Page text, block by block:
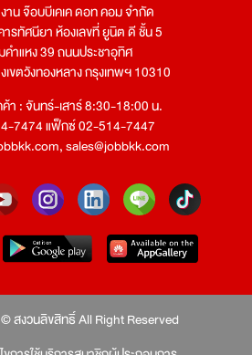
น จ๊อบบีเคเค ดอท คอม จำกัด
ารทัศนียา ห้องเลขที่ ยูนิต ดี ชั้น 5
ำแหง 39 ถนนประชาอุทิศ
เขตวังทองหลาง กรุงเทพฯ 10310
า : จันทร์-เสาร์ 8:30-18:00 น.
7474 แฟ็กซ์ 02-514-7447
,sales@jobbkk.com
สงวนลิขสิทธิ์ All Right Reserved